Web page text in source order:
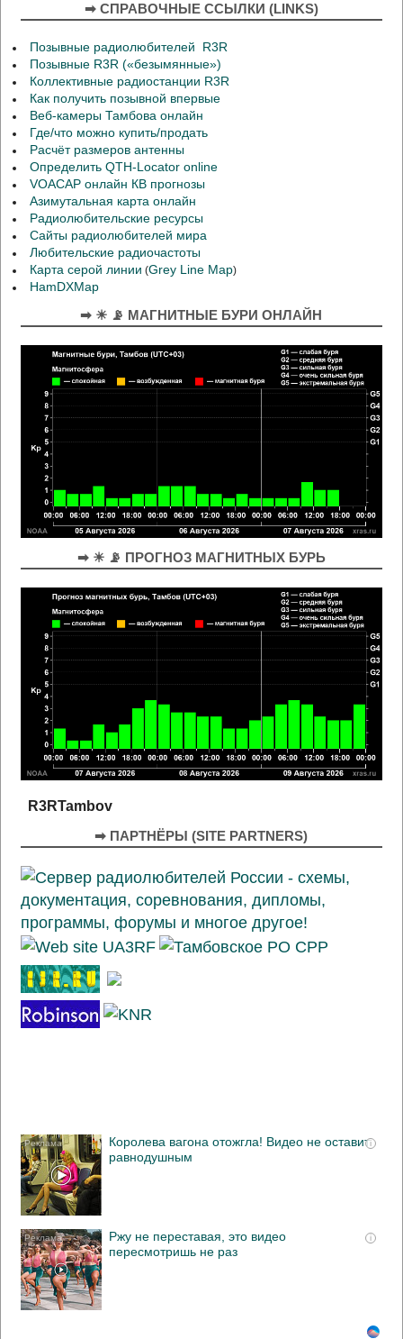
➡ СПРАВОЧНЫЕ ССЫЛКИ (LINKS)
Позывные радиолюбителей R3R
Позывные R3R («безымянные»)
Коллективные радиостанции R3R
Как получить позывной впервые
Веб-камеры Тамбова онлайн
Где/что можно купить/продать
Расчёт размеров антенны
Определить QTH-Locator online
VOACAP онлайн КВ прогнозы
Азимутальная карта онлайн
Радиолюбительские ресурсы
Сайты радиолюбителей мира
Любительские радиочастоты
Карта серой линии (Grey Line Map)
HamDXMap
➡ ☀ 📡 МАГНИТНЫЕ БУРИ ОНЛАЙН
➡ ☀ 📡 ПРОГНОЗ МАГНИТНЫХ БУРЬ
R3RTambov
➡ ПАРТНЁРЫ (SITE PARTNERS)
i
Королева вагона отожгла! Видео не оставит
равнодушным
i
Ржу не переставая, это видео
пересмотришь не раз